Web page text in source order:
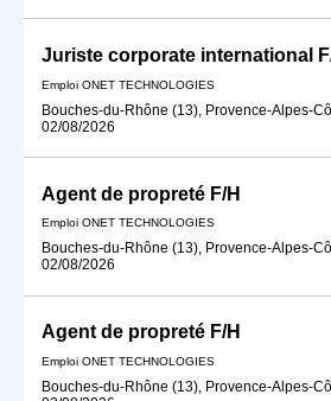
Juriste corporate international
Emploi ONET TECHNOLOGIES
Bouches-du-Rhône (13), Provence-Alpes-
02/08/2026
Agent de propreté F/H
Emploi ONET TECHNOLOGIES
Bouches-du-Rhône (13), Provence-Alpes-
02/08/2026
Agent de propreté F/H
Emploi ONET TECHNOLOGIES
Bouches-du-Rhône (13), Provence-Alpes-